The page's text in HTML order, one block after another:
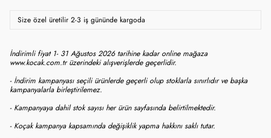
Size özel üretilir 2-3 iş gününde kargoda
İndirimli fiyat 1- 31 Ağustos 2026 tarihine kadar online mağaza
www.kocak.com.tr üzerindeki alışverişlerde geçerlidir.
- İndirim kampanyası seçili ürünlerde geçerli olup stoklarla sınırlıdır ve başka
kampanyalarla birleştirilemez.
- Kampanyaya dahil stok sayısı her ürün sayfasında belirtilmektedir.
- Koçak kampanya kapsamında değişiklik yapma hakkını saklı tutar.